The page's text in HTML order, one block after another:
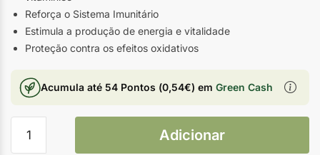
Reforça o Sistema Imunitário
Estimula a produção de energia e vitalidade
Proteção contra os efeitos oxidativos
Acumula até 54 Pontos (0,54€) em Green Cash
Adicionar